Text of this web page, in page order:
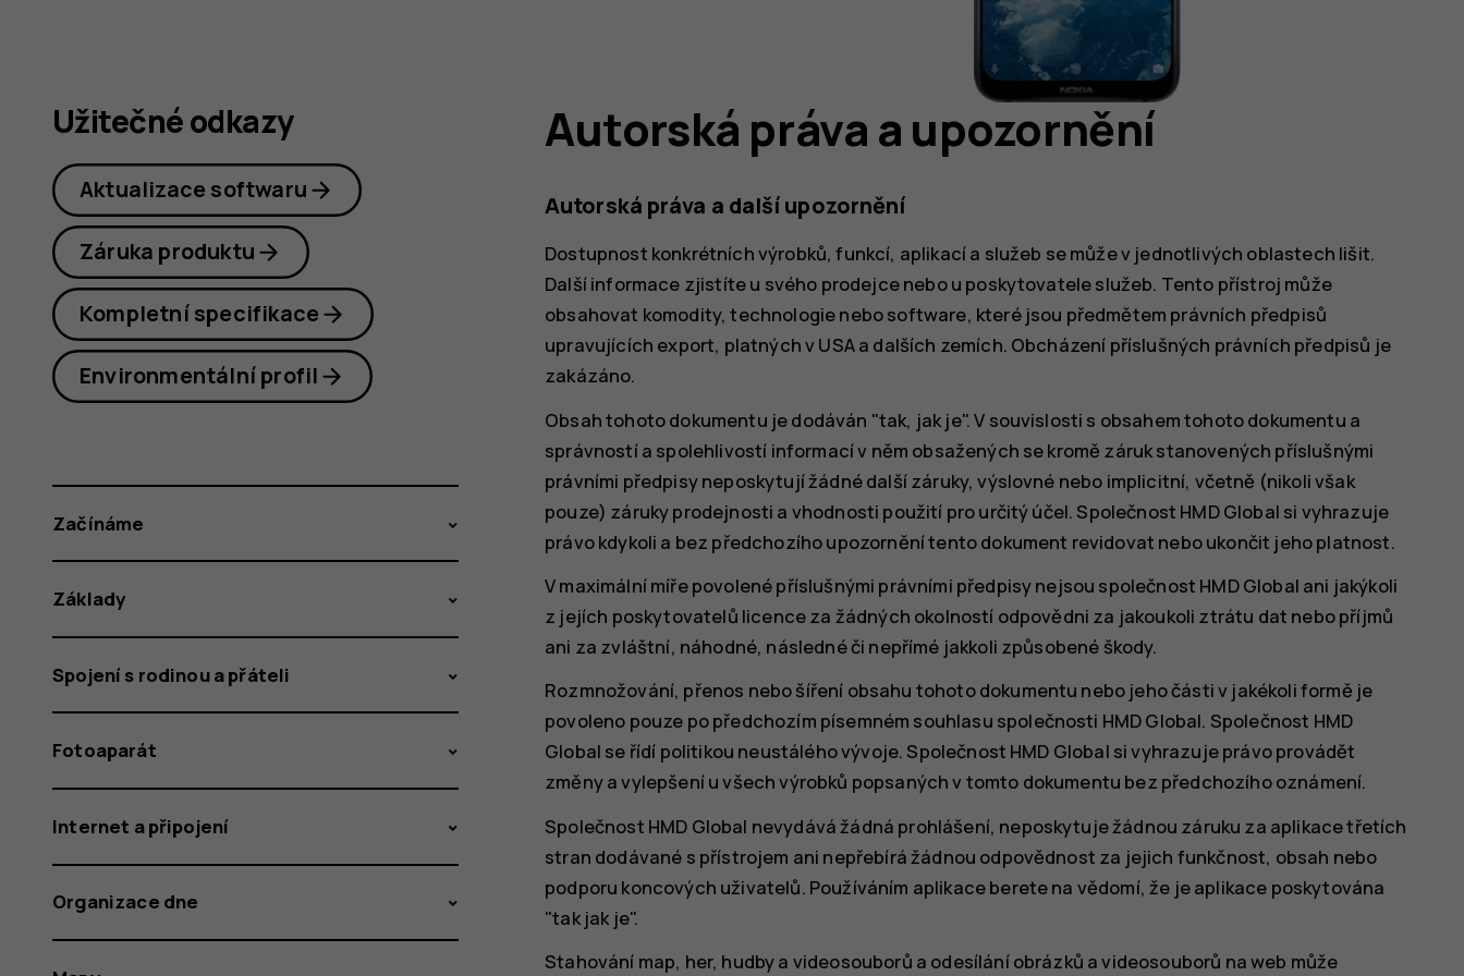
Autorská práva a upozornění
Autorská práva a další upozornění
Dostupnost konkrétních výrobků, funkcí, aplikací a služeb se může v jednotlivých oblastech lišit.
Další informace zjistíte u svého prodejce nebo u poskytovatele služeb. Tento přístroj může
obsahovat komodity, technologie nebo software, které jsou předmětem právních předpisů
upravujících export, platných v USA a dalších zemích. Obcházení příslušných právních předpisů je
zakázáno.
Obsah tohoto dokumentu je dodáván "tak, jak je". V souvislosti s obsahem tohoto dokumentu a
správností a spolehlivostí informací v něm obsažených se kromě záruk stanovených příslušnými
právními předpisy neposkytují žádné další záruky, výslovné nebo implicitní, včetně (nikoli však
pouze) záruky prodejnosti a vhodnosti použití pro určitý účel. Společnost HMD Global si vyhrazuje
právo kdykoli a bez předchozího upozornění tento dokument revidovat nebo ukončit jeho platnost.
V maximální míře povolené příslušnými právními předpisy nejsou společnost HMD Global ani jakýkoli
z jejích poskytovatelů licence za žádných okolností odpovědni za jakoukoli ztrátu dat nebo příjmů
ani za zvláštní, náhodné, následné či nepřímé jakkoli způsobené škody.
Rozmnožování, přenos nebo šíření obsahu tohoto dokumentu nebo jeho části v jakékoli formě je
povoleno pouze po předchozím písemném souhlasu společnosti HMD Global. Společnost HMD
Global se řídí politikou neustálého vývoje. Společnost HMD Global si vyhrazuje právo provádět
změny a vylepšení u všech výrobků popsaných v tomto dokumentu bez předchozího oznámení.
Společnost HMD Global nevydává žádná prohlášení, neposkytuje žádnou záruku za aplikace třetích
stran dodávané s přístrojem ani nepřebírá žádnou odpovědnost za jejich funkčnost, obsah nebo
podporu koncových uživatelů. Používáním aplikace berete na vědomí, že je aplikace poskytována
"tak jak je".
Stahování map, her, hudby a videosouborů a odesílání obrázků a videosouborů na web může
Užitečné odkazy
Aktualizace softwaru
Záruka produktu
Kompletní specifikace
Environmentální profil
Začínáme
Základy
Spojení s rodinou a přáteli
Fotoaparát
Internet a připojení
Organizace dne